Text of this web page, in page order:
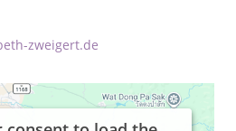
zweigert.de